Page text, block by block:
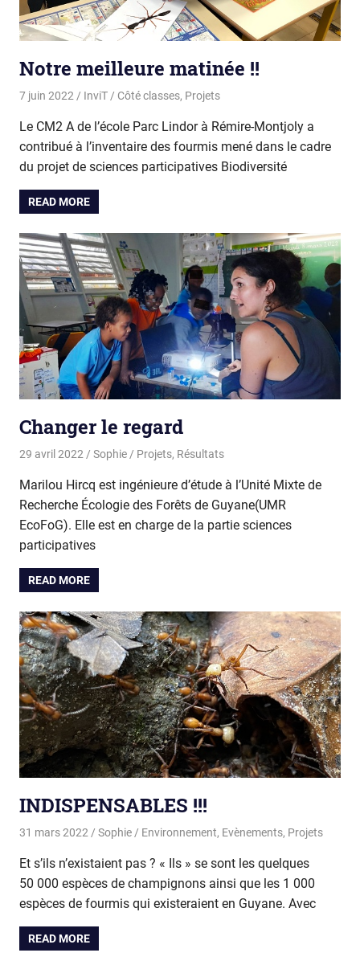
Notre meilleure matinée !!
7 juin 2022 InviT Côté classes, Projets
Le CM2 A de l’école Parc Lindor à Rémire-Montjoly a
contribué à l’inventaire des fourmis mené dans le cadre
du projet de sciences participatives Biodiversité
READ MORE
Changer le regard
29 avril 2022 Sophie Projets, Résultats
Marilou Hircq est ingénieure d’étude à l’Unité Mixte de
Recherche Écologie des Forêts de Guyane(UMR
EcoFoG). Elle est en charge de la partie sciences
participatives
READ MORE
INDISPENSABLES !!!
31 mars 2022 Sophie Environnement, Evènements, Projets
Et s’ils n’existaient pas ? « Ils » se sont les quelques
50 000 espèces de champignons ainsi que les 1 000
espèces de fourmis qui existeraient en Guyane. Avec
READ MORE